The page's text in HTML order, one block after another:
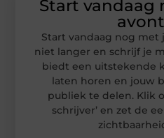
Start vandaag
Start vandaag nog met
niet langer en schrijf je
biedt een uitstekende
laten horen en jouw
publiek te delen. Klik
schrijver’ en zet de